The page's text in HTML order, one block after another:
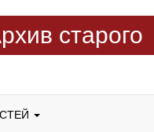
старого